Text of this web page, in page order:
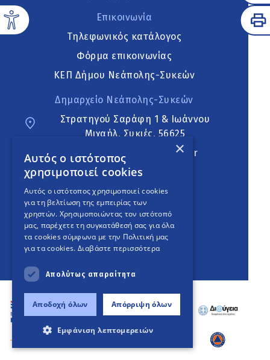
Επικοινωνία
Τηλεφωνικός κατάλογος
Φόρμα επικοινωνίας
ΚΕΠ Δήμου Νεάπολης-Συκεών
Δημαρχείο Νεάπολης-Συκεών
Στρατηγού Σαράφη 1 & Ιωάννου
Μιχαήλ, Συκιές, 56625
neapoli.sykies@ddt.gov.gr
Ακολουθήστε
English Version
An project
×
Αυτός ο ιστότοπος
χρησιμοποιεί cookies
Αυτός ο ιστότοπος χρησιμοποιεί cookies
για τη βελτίωση της εμπειρίας των
χρηστών. Χρησιμοποιώντας τον ιστότοπό
μας, παρέχετε τη συγκατάθεσή σας για όλα
τα cookies σύμφωνα με την Πολιτική μας
για τα cookies. Διαβάστε περισσότερα
Απολύτως απαραίτητα
Αποδοχή όλων Απόρριψη όλων
Εμφάνιση λεπτομερειών